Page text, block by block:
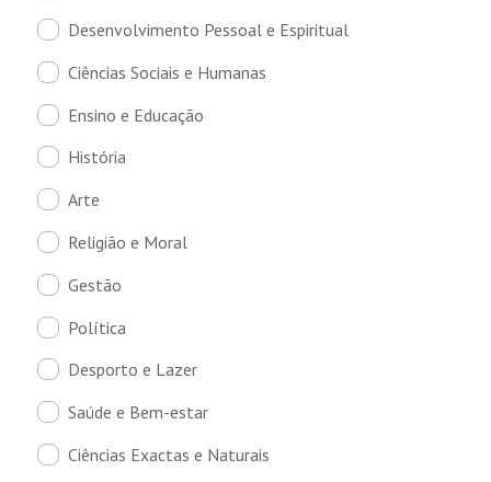
Desenvolvimento Pessoal e Espiritual
Ciências Sociais e Humanas
Ensino e Educação
História
Arte
Religião e Moral
Gestão
Política
Desporto e Lazer
Saúde e Bem-estar
Ciências Exactas e Naturais